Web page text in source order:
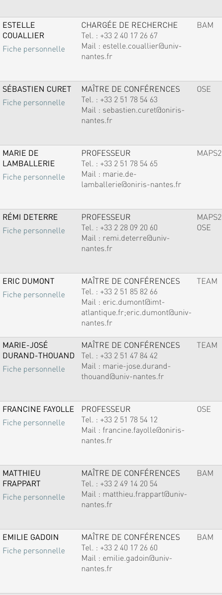
ESTELLE
COUALLIER
Fiche personnelle
CHARGÉE DE RECHERCHE
Tel. : +33 2 40 17 26 67
Mail : estelle.couallier@univ-
nantes.fr
BAM
SÉBASTIEN CURET
Fiche personnelle
MAÎTRE DE CONFÉRENCES
Tel. : +33 2 51 78 54 63
Mail : sebastien.curet@oniris-
nantes.fr
OSE
MARIE DE
LAMBALLERIE
Fiche personnelle
PROFESSEUR
Tel. : +33 2 51 78 54 65
Mail : marie.de-
lamballerie@oniris-nantes.fr
MAPS2
RÉMI DETERRE
Fiche personnelle
PROFESSEUR
Tel. : +33 2 28 09 20 60
Mail : remi.deterre@univ-
nantes.fr
MAPS2
OSE
ERIC DUMONT
Fiche personnelle
MAÎTRE DE CONFÉRENCES
Tel. : +33 2 51 85 82 66
Mail : eric.dumont@imt-
atlantique.fr;eric.dumont@univ-
nantes.fr
TEAM
MARIE-JOSÉ
DURAND-THOUAND
Fiche personnelle
MAÎTRE DE CONFÉRENCES
Tel. : +33 2 51 47 84 42
Mail : marie-jose.durand-
thouand@univ-nantes.fr
TEAM
FRANCINE FAYOLLE
Fiche personnelle
PROFESSEUR
Tel. : +33 2 51 78 54 12
Mail : francine.fayolle@oniris-
nantes.fr
OSE
MATTHIEU
FRAPPART
Fiche personnelle
MAÎTRE DE CONFÉRENCES
Tel. : +33 2 49 14 20 54
Mail : matthieu.frappart@univ-
nantes.fr
BAM
EMILIE GADOIN
Fiche personnelle
MAÎTRE DE CONFÉRENCES
Tel. : +33 2 40 17 26 60
Mail : emilie.gadoin@univ-
nantes.fr
BAM